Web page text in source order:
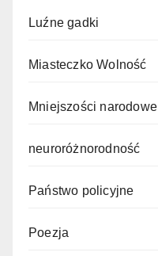
Luźne gadki
Miasteczko Wolność
Mniejszości narodowe
neuroróżnorodność
Państwo policyjne
Poezja